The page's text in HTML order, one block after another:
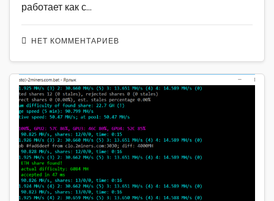
НЕТ КОММЕНТАРИЕВ
работает как с…